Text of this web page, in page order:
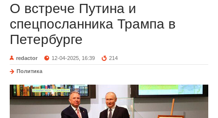
О встрече Путина и
спецпосланника Трампа в
Петербурге
redactor 12-04-2025, 16:39 214
Политика